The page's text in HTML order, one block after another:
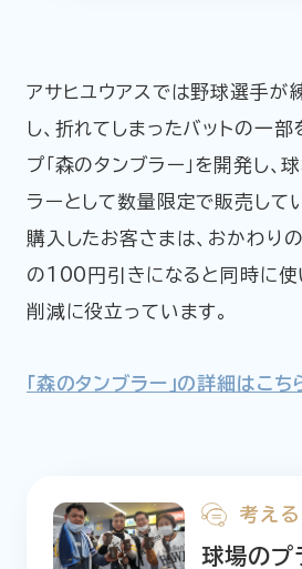
アサヒユウアスでは野球選手が
し、折れてしまったバットの一部
プ「森のタンブラー」を開発し、
ラーとして数量限定で販売して
購入したお客さまは、おかわり
の100円引きになると同時に使
削減に役立っています。
「森のタンブラー」の詳細はこち
考える
球場のプ